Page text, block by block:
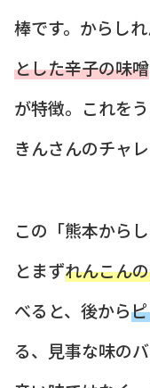
棒です。からし
とした辛子の味噌
が特徴。これを
きんさんのチャ
この「熊本から
とまずれんこん
べると、後から
る、見事な味の